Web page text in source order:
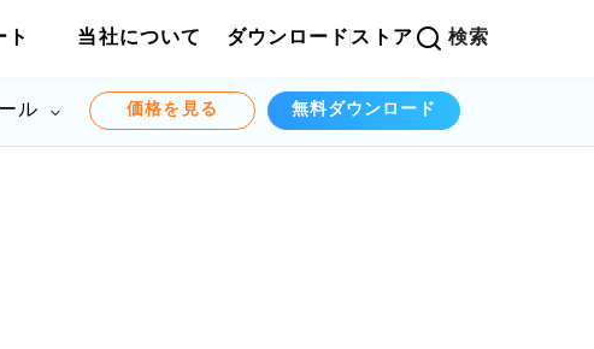
ト 当社について ダウンロード ストア 検索
ル 価格を見る 無料ダウンロード